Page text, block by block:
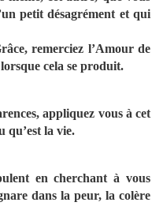
petit désagrément et qui
remerciez l’Amour de
cela se produit.
appliquez vous à cet
qu’est la vie.
en cherchant à vous
dans la peur, la colère